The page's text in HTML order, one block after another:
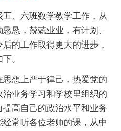
、六班数学教学工作，从
恳，兢兢业业，有计划、
的工作取得更大的进步，
。
想上严于律己，热爱党的
业务学习和学校里组织的
高自己的政治水平和业务
常听各位老师的课，从中